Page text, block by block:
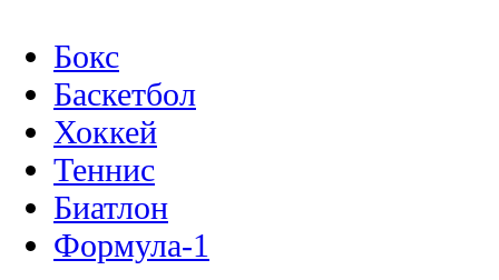
Бокс
Баскетбол
Хоккей
Теннис
Биатлон
Формула-1